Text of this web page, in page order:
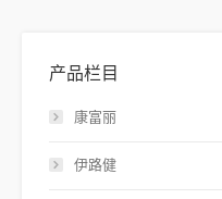
产品栏目
康富丽
伊路健